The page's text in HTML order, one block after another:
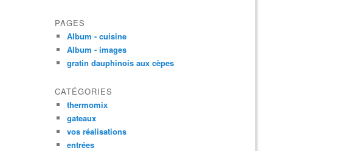
PAGES
Album - cuisine
Album - images
gratin dauphinois aux cèpes
CATÉGORIES
thermomix
gateaux
vos réalisations
entrées